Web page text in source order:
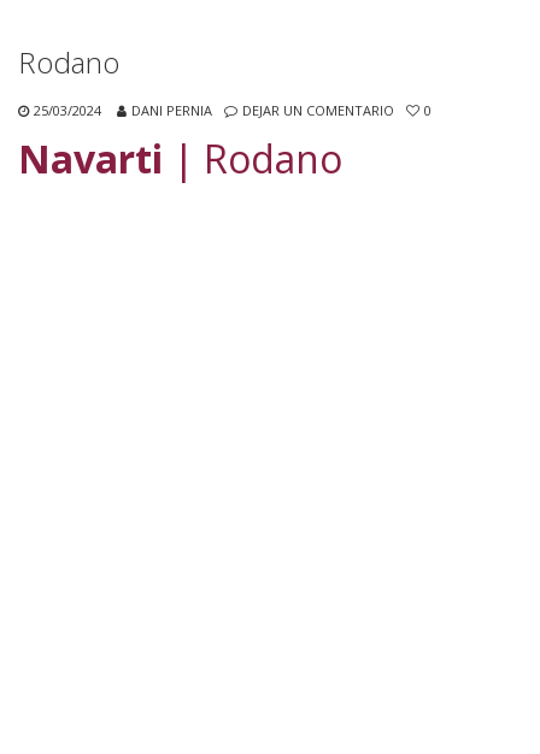
Rodano
25/03/2024 DANI PERNIA DEJAR UN COMENTARIO 0
Navarti | Rodano